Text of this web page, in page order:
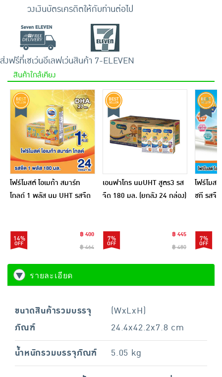
วงเงินบัตรเครดิตให้กับท่านต่อไป
ส่งฟรีที่เซเว่นอีเลฟเว่นสินค้า 7-ELEVEN
สินค้าใกล้เคียง
โฟร์โมสต์ โอเมก้า สมาร์ท
โกลด์ 1 พลัส นม UHT รสจืด
14%
฿ 400
฿ 464
เอนฟาโกร นมUHT สูตร3 รส
จืด 180 มล. (ยกลัง 24 กล่อง)
7%
฿ 445
฿ 480
โฟร์โมส
ชที รสจื
7%
รายละเอียด
ขนาดสินค้ารวมบรรจุ
ภัณฑ์
(WxLxH)
24.4x42.2x7.8 cm
น้ำหนักรวมบรรจุภัณฑ์
5.05 kg